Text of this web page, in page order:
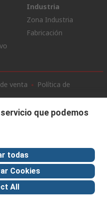
Industria
Zona Industria
Fabricación
venta
Política de
por Catalogue solutions Ltd
que podemos
todas
Cookies
All